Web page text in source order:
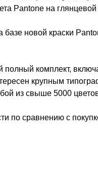
Pantone на глянцевой
новой краски
полный комплект,
крупным
из свыше 5000
по сравнению с